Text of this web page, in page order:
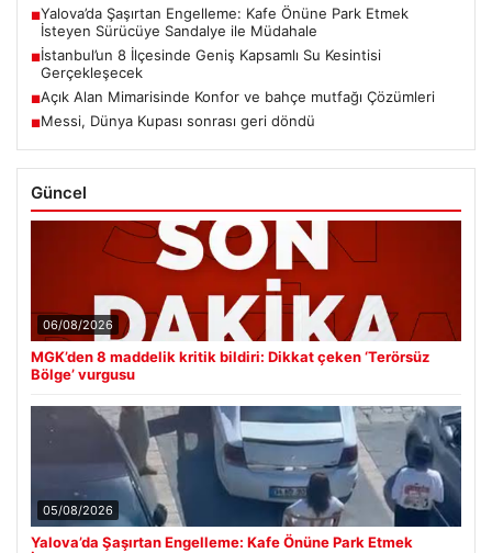
■Yalova’da Şaşırtan Engelleme: Kafe Önüne Park Etmek
İsteyen Sürücüye Sandalye ile Müdahale
■İstanbul’un 8 İlçesinde Geniş Kapsamlı Su Kesintisi
Gerçekleşecek
■Açık Alan Mimarisinde Konfor ve bahçe mutfağı Çözümleri
■Messi, Dünya Kupası sonrası geri döndü
Güncel
06/08/2026
MGK’den 8 maddelik kritik bildiri: Dikkat çeken ‘Terörsüz
Bölge’ vurgusu
05/08/2026
Yalova’da Şaşırtan Engelleme: Kafe Önüne Park Etmek